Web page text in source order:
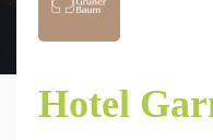
Hotel